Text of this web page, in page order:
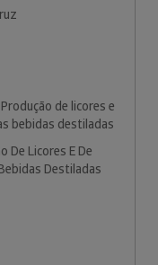
de licores e
bebidas destiladas
De Licores E De
Destiladas